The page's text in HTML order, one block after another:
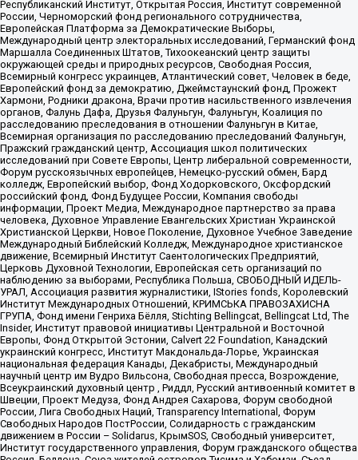
Республиканский Институт, Открытая Россия, Институт современной
России, Черноморский фонд регионального сотрудничества,
Европейская Платформа за Демократические Выборы,
Международный центр электоральных исследований, Германский фонд
Маршалла Соединенных Штатов, Тихоокеанский центр защиты
окружающей среды и природных ресурсов, Свободная Россия,
Всемирный конгресс украинцев, Атлантический совет, Человек в беде,
Европейский фонд за демократию, Джеймстаунский фонд, Прожект
Хармони, Родники дракона, Врачи против насильственного извлечения
органов, Фалунь Дафа, Друзья Фалуньгун, Фалуньгун, Коалиция по
расследованию преследования в отношении Фалуньгун в Китае,
Всемирная организация по расследованию преследований Фалуньгун,
Пражский гражданский центр, Ассоциация школ политических
исследований при Совете Европы, Центр либеральной современности,
Форум русскоязычных европейцев, Немецко-русский обмен, Бард
колледж, Европейский выбор, Фонд Ходорковского, Оксфордский
российский фонд, Фонд Будущее России, Компания свободы
информации, Проект Медиа, Международное партнерство за права
человека, Духовное Управление Евангельских Христиан Украинской
Христианской Церкви, Новое Поколение, Духовное Учебное Заведение
Международный Библейский Колледж, Международное христианское
движение, Всемирный Институт Саентологических Предприятий,
Церковь Духовной Технологии, Европейская сеть организаций по
наблюдению за выборами, Республика Польша, СВОБОДНЫЙ ИДЕЛЬ-
УРАЛ, Ассоциация развития журналистики, IStories fonds, Королевский
Институт Международных Отношений, КРИМСЬКА ПРАВОЗАХИСНА
ГРУПА, Фонд имени Генриха Бёлля, Stichting Bellingcat, Bellingcat Ltd, The
Insider, Институт правовой инициативы Центральной и Восточной
Европы, Фонд Открытой Эстонии, Calvert 22 Foundation, Канадский
украинский конгресс, Институт Макдональда-Лорье, Украинская
национальная федерация Канады, Декабристы, Международный
научный центр им Вудро Вильсона, Свободная пресса, Возрождение,
Всеукраинский духовный центр , Риддл, Русский антивоенный комитет в
Швеции, Проект Медуза, Фонд Андрея Сахарова, Форум свободной
России, Лига Свободных Наций, Transparеncy International, Форум
Свободных Народов ПостРоссии, Солидарность с гражданским
движением в России – Solidarus, КрымSOS, Свободный университет,
Институт государственного управления, Форум гражданского общества